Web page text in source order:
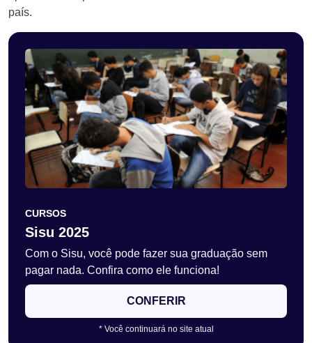
país.
CURSOS
Sisu 2025
Com o Sisu, você pode fazer sua graduação sem
pagar nada. Confira como ele funciona!
CONFERIR
* Você continuará no site atual